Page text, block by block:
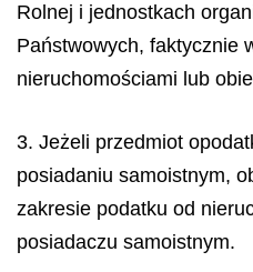
Rolnej i jednostkach
Państwowych, faktycznie
nieruchomościami lub
3. Jeżeli przedmiot
posiadaniu samoistnym,
zakresie podatku od
posiadaczu samoistnym.